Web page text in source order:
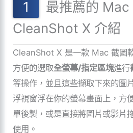
最推薦的 Mac
CleanShot X 介紹
CleanShotX 是一款 Mac 截圖
方便的選取全螢幕/指定區塊進行
等操作，並且這些擷取下來的圖
浮視窗浮在你的螢幕畫面上，方
單後製，或是直接將圖片或影片
使用。